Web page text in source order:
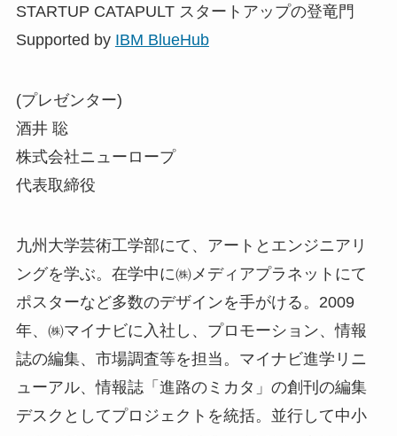
STARTUP CATAPULT スタートアップの登竜門
Supported by IBM BlueHub
(プレゼンター)
酒井 聡
株式会社ニューロープ
代表取締役
九州大学芸術工学部にて、アートとエンジニアリ
ングを学ぶ。在学中に㈱メディアプラネットにて
ポスターなど多数のデザインを手がける。2009
年、㈱マイナビに入社し、プロモーション、情報
誌の編集、市場調査等を担当。マイナビ進学リニ
ューアル、情報誌「進路のミカタ」の創刊の編集
デスクとしてプロジェクトを統括。並行して中小